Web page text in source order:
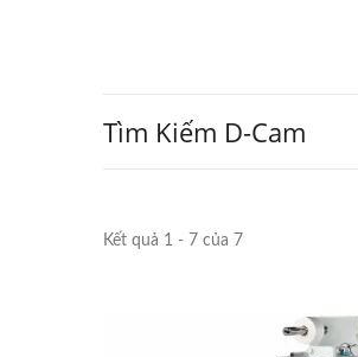
Tìm Kiếm D-Cam
Kết quả 1 - 7 của 7